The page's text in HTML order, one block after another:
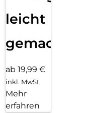
leicht
gemacht!
ab 19,99 €
inkl. MwSt.
Mehr
erfahren